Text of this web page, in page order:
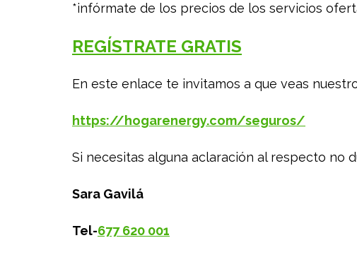
*infórmate de los precios de los servicios
REGÍSTRATE GRATIS
En este enlace te invitamos a que veas
https://hogarenergy.com/seguros/
Si necesitas alguna aclaración al respecto no
Sara Gavilá
Tel-677 620 001